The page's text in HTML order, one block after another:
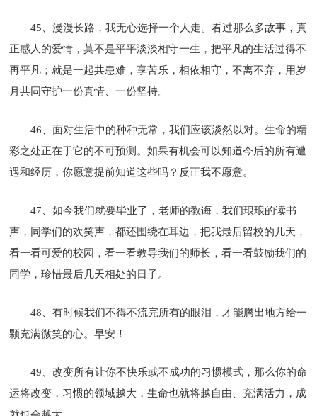
45、漫漫长路，我无心选择一个人走。看过那么多故事，真
正感人的爱情，莫不是平平淡淡相守一生，把平凡的生活过得不
再平凡；就是一起共患难，享苦乐，相依相守，不离不弃，用岁
月共同守护一份真情、一份坚持。
46、面对生活中的种种无常，我们应该淡然以对。生命的精
彩之处正在于它的不可预测。如果有机会可以知道今后的所有遭
遇和经历，你愿意提前知道这些吗？反正我不愿意。
47、如今我们就要毕业了，老师的教诲，我们琅琅的读书
声，同学们的欢笑声，都还围绕在耳边，把我最后留校的几天，
看一看可爱的校园，看一看教导我们的师长，看一看鼓励我们的
同学，珍惜最后几天相处的日子。
48、有时候我们不得不流完所有的眼泪，才能腾出地方给一
颗充满微笑的心。早安！
49、改变所有让你不快乐或不成功的习惯模式，那么你的命
运将改变，习惯的领域越大，生命也就将越自由、充满活力，成